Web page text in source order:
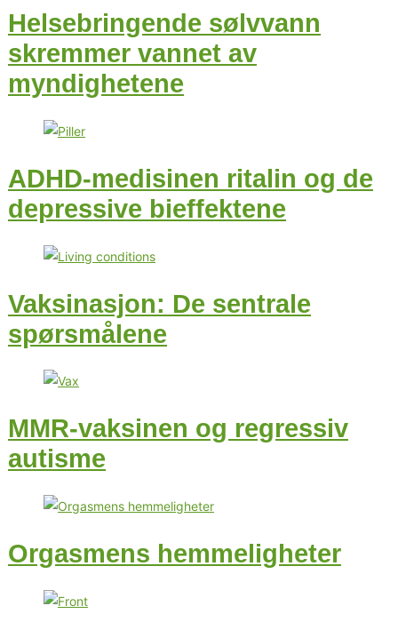
Helsebringende sølvvann
skremmer vannet av
myndighetene
ADHD-medisinen ritalin og de
depressive bieffektene
Vaksinasjon: De sentrale
spørsmålene
MMR-vaksinen og regressiv
autisme
Orgasmens hemmeligheter